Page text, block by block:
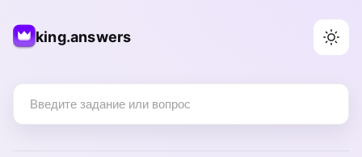
king.answers